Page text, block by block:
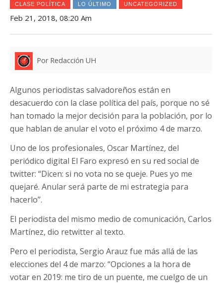
CLASE POLÍTICA LO ÚLTIMO UNCATEGORIZED
Feb 21, 2018, 08:20 Am
Por Redacción UH
Algunos periodistas salvadoreños están en
desacuerdo con la clase política del país, porque no sé
han tomado la mejor decisión para la población, por lo
que hablan de anular el voto el próximo 4 de marzo.
Uno de los profesionales, Oscar Martínez, del
periódico digital El Faro expresó en su red social de
twitter: “Dicen: si no vota no se queje. Pues yo me
quejaré. Anular será parte de mi estrategia para
hacerlo”.
El periodista del mismo medio de comunicación, Carlos
Martínez, dio retwitter al texto.
Pero el periodista, Sergio Arauz fue más allá de las
elecciones del 4 de marzo: “Opciones a la hora de
votar en 2019: me tiro de un puente, me cuelgo de un